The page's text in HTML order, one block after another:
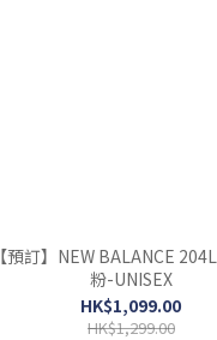
【預訂】NEW BALANCE
粉-UNISEX
HK$1,099.00
HK$1,299.00